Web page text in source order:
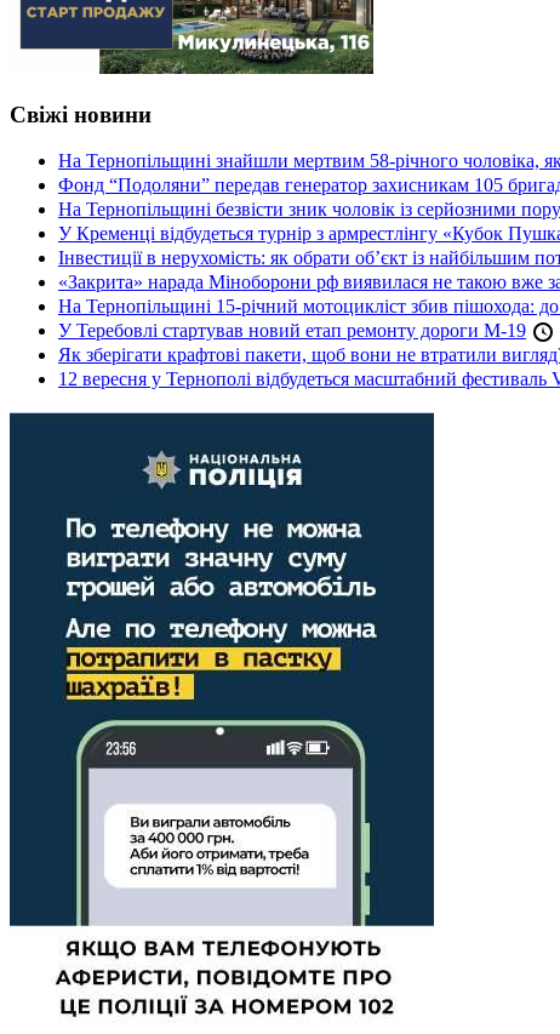
Свіжі новини
На Тернопільщині знайшли мертвим 58-річного чоловіка,
Фонд “Подоляни” передав генератор захисникам 105
На Тернопільщині безвісти зник чоловік із серйозними
У Кременці відбудеться турнір з армрестлінгу «Кубок
Інвестиції в нерухомість: як обрати об’єкт із найбільшим
«Закрита» нарада Міноборони рф виявилася не такою вже
На Тернопільщині 15-річний мотоцикліст збив пішохода:
У Теребовлі стартував новий етап ремонту дороги М-19
Як зберігати крафтові пакети, щоб вони не втратили
12 вересня у Тернополі відбудеться масштабний